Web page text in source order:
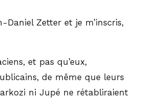
Daniel Zetter et je m’inscris,
et pas qu’eux,
de même que leurs
ni Jupé ne rétabliraient